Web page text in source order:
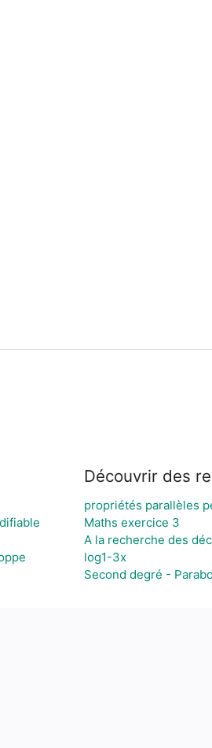
Découvrir des
propriétés parallèles
Maths exercice 3
A la recherche des
log1-3x
Second degré -